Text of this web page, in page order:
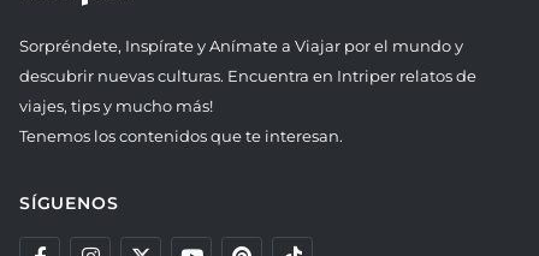
Sorpréndete, Inspírate y Anímate a Viajar por el mundo y
descubrir nuevas culturas. Encuentra en Intriper relatos de
viajes, tips y mucho más!
Tenemos los contenidos que te interesan.
SÍGUENOS